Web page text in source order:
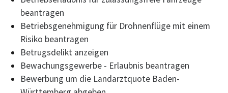
beantragen
Betriebsgenehmigung für Drohnenflüge mit einem
Risiko beantragen
Betrugsdelikt anzeigen
Bewachungsgewerbe - Erlaubnis beantragen
Bewerbung um die Landarztquote Baden-